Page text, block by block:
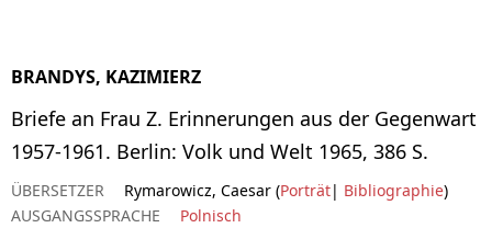
BRANDYS, KAZIMIERZ
Briefe an Frau Z. Erinnerungen aus der Gegenwart
1957-1961. Berlin: Volk und Welt 1965, 386 S.
ÜBERSETZER Rymarowicz, Caesar (Porträt| Bibliographie)
AUSGANGSSPRACHE
Polnisch